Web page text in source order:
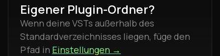
Eigener Plugin-Ordner?
Wenn deine VSTs außerhalb des
Standardverzeichnisses liegen, füge den
Pfad in Einstellungen →